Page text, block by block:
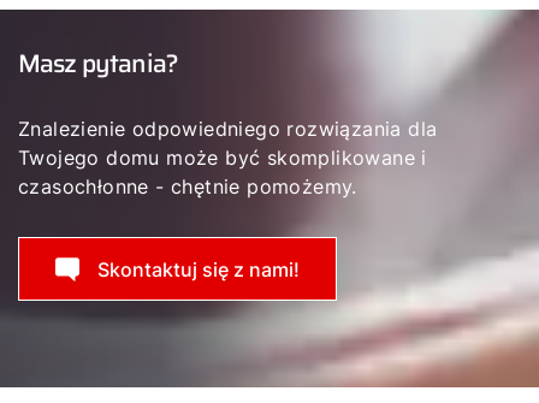
Masz pytania?
Znalezienie odpowiedniego rozwiązania dla
Twojego domu może być skomplikowane i
czasochłonne - chętnie pomożemy.
Skontaktuj się z nami!